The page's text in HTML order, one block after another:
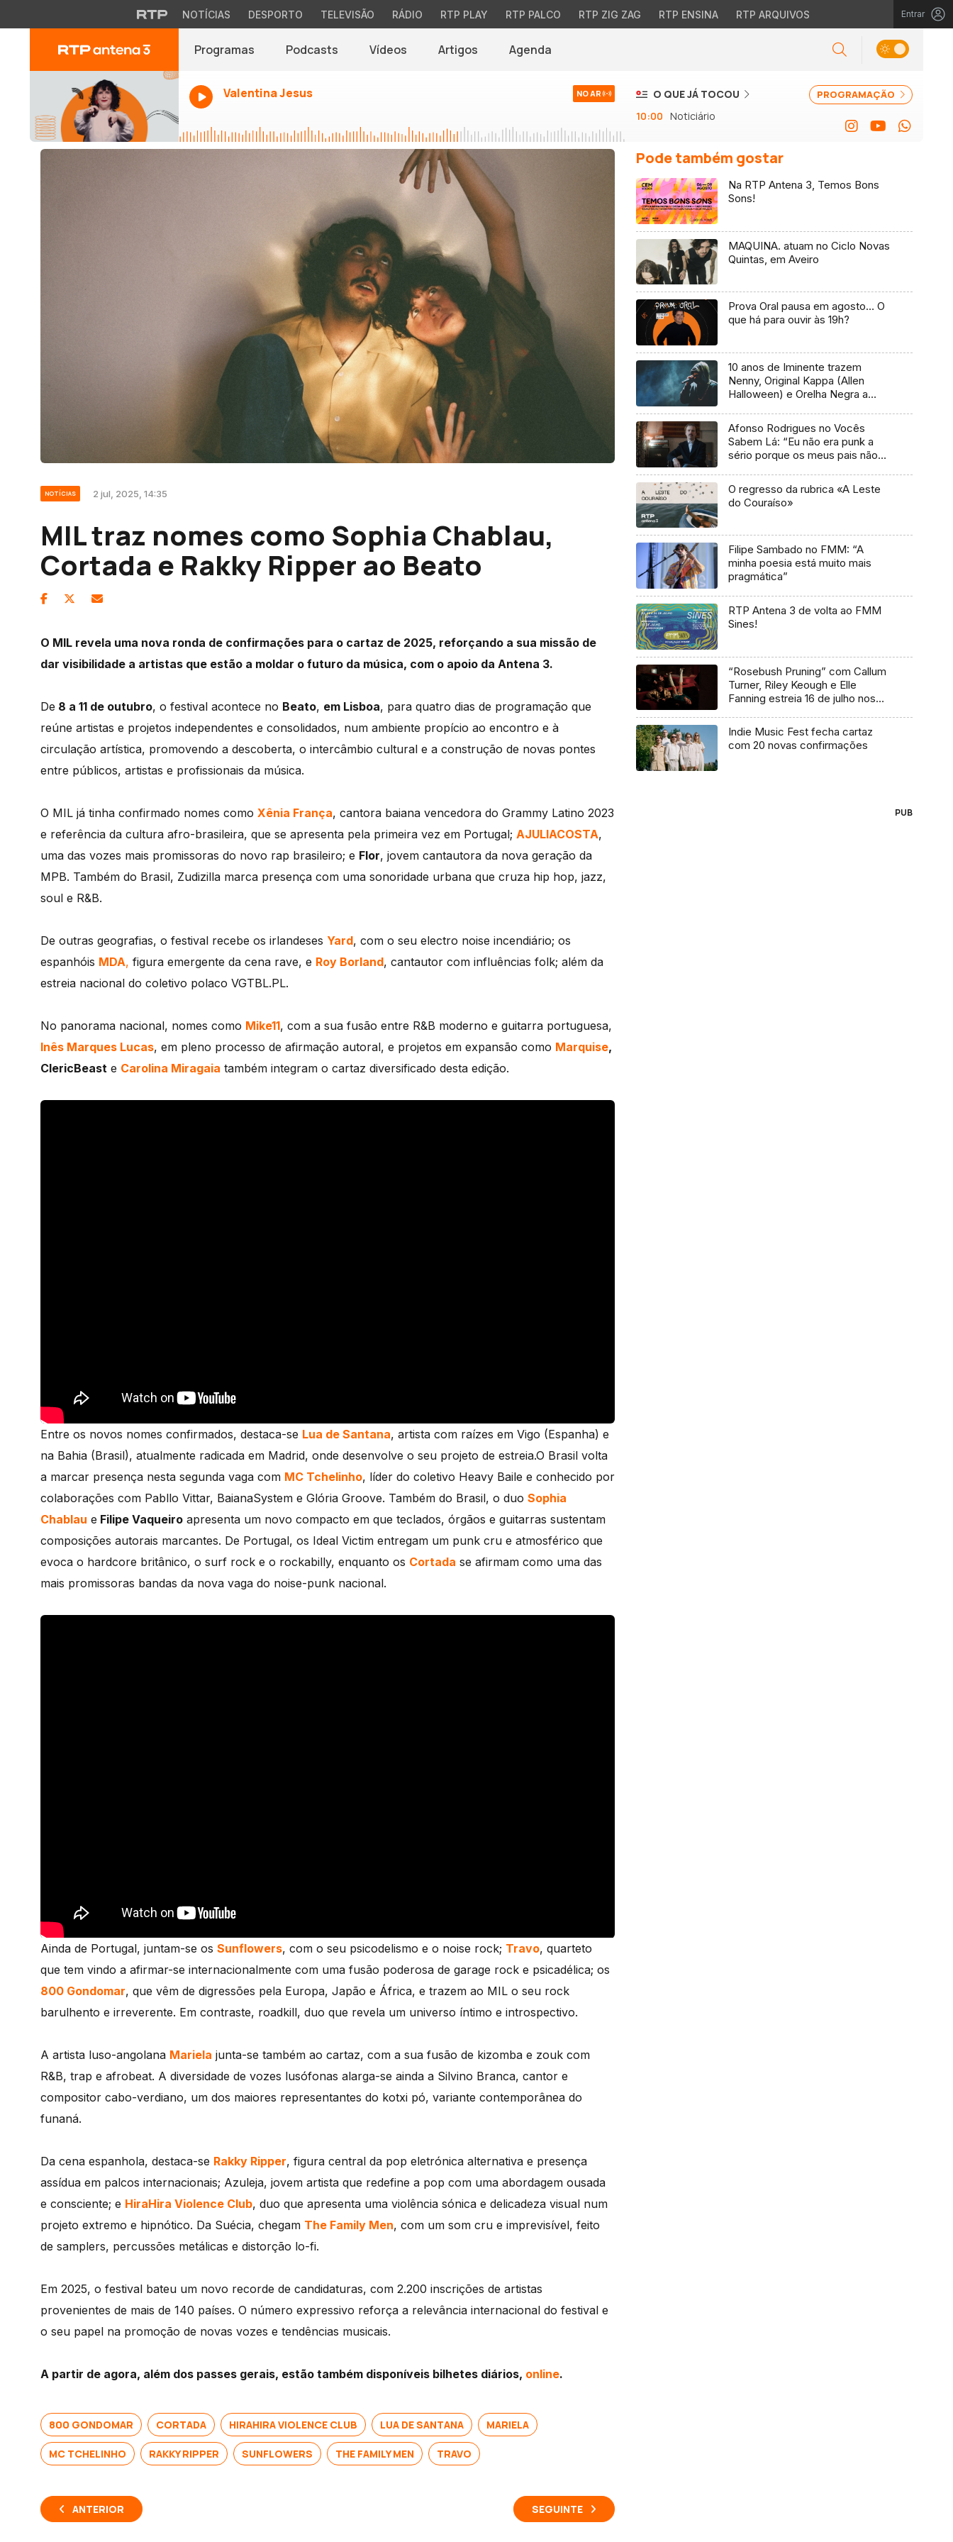
NOTÍCIAS DESPORTO TELEVISÃO RÁDIO RTP PLAY RTP PALCO RTP ZIG ZAG RTP ENSINA RTP ARQUIVOS Entrar
Programas Podcasts Vídeos Artigos Agenda
Valentina Jesus NO AR PROGRAMAÇÃO
O QUE JÁ TOCOU
10:00 Noticiário
NOTÍCIAS 2 jul, 2025, 14:35
MIL traz nomes como Sophia Chablau,
Cortada e Rakky Ripper ao Beato
O MIL revela uma nova ronda de confirmações para o cartaz de 2025, reforçando a sua missão de
dar visibilidade a artistas que estão a moldar o futuro da música, com o apoio da Antena 3.
De 8 a 11 de outubro, o festival acontece no Beato, em Lisboa, para quatro dias de programação que
reúne artistas e projetos independentes e consolidados, num ambiente propício ao encontro e à
circulação artística, promovendo a descoberta, o intercâmbio cultural e a construção de novas pontes
entre públicos, artistas e profissionais da música.
O MIL já tinha confirmado nomes como Xênia França, cantora baiana vencedora do Grammy Latino 2023
e referência da cultura afro-brasileira, que se apresenta pela primeira vez em Portugal; AJULIACOSTA,
uma das vozes mais promissoras do novo rap brasileiro; e Flor, jovem cantautora da nova geração da
MPB. Também do Brasil, Zudizilla marca presença com uma sonoridade urbana que cruza hip hop, jazz,
soul e R&B.
De outras geografias, o festival recebe os irlandeses Yard, com o seu electro noise incendiário; os
espanhóis MDA, figura emergente da cena rave, e Roy Borland, cantautor com influências folk; além da
estreia nacional do coletivo polaco VGTBL.PL.
No panorama nacional, nomes como Mike11, com a sua fusão entre R&B moderno e guitarra portuguesa,
Inês Marques Lucas, em pleno processo de afirmação autoral, e projetos em expansão como Marquise,
ClericBeast e Carolina Miragaia também integram o cartaz diversificado desta edição.
Entre os novos nomes confirmados, destaca-se Lua de Santana, artista com raízes em Vigo (Espanha) e
na Bahia (Brasil), atualmente radicada em Madrid, onde desenvolve o seu projeto de estreia.O Brasil volta
a marcar presença nesta segunda vaga com MC Tchelinho, líder do coletivo Heavy Baile e conhecido por
colaborações com Pabllo Vittar, BaianaSystem e Glória Groove. Também do Brasil, o duo Sophia
Chablau e Filipe Vaqueiro apresenta um novo compacto em que teclados, órgãos e guitarras sustentam
composições autorais marcantes. De Portugal, os Ideal Victim entregam um punk cru e atmosférico que
evoca o hardcore britânico, o surf rock e o rockabilly, enquanto os Cortada se afirmam como uma das
mais promissoras bandas da nova vaga do noise-punk nacional.
Ainda de Portugal, juntam-se os Sunflowers, com o seu psicodelismo e o noise rock; Travo, quarteto
que tem vindo a afirmar-se internacionalmente com uma fusão poderosa de garage rock e psicadélica; os
800 Gondomar, que vêm de digressões pela Europa, Japão e África, e trazem ao MIL o seu rock
barulhento e irreverente. Em contraste, roadkill, duo que revela um universo íntimo e introspectivo.
A artista luso-angolana Mariela junta-se também ao cartaz, com a sua fusão de kizomba e zouk com
R&B, trap e afrobeat. A diversidade de vozes lusófonas alarga-se ainda a Silvino Branca, cantor e
compositor cabo-verdiano, um dos maiores representantes do kotxi pó, variante contemporânea do
funaná.
Da cena espanhola, destaca-se Rakky Ripper, figura central da pop eletrónica alternativa e presença
assídua em palcos internacionais; Azuleja, jovem artista que redefine a pop com uma abordagem ousada
e consciente; e HiraHira Violence Club, duo que apresenta uma violência sónica e delicadeza visual num
projeto extremo e hipnótico. Da Suécia, chegam The Family Men, com um som cru e imprevisível, feito
de samplers, percussões metálicas e distorção lo-fi.
Em 2025, o festival bateu um novo recorde de candidaturas, com 2.200 inscrições de artistas
provenientes de mais de 140 países. O número expressivo reforça a relevância internacional do festival e
o seu papel na promoção de novas vozes e tendências musicais.
A partir de agora, além dos passes gerais, estão também disponíveis bilhetes diários, online.
800 GONDOMAR CORTADA HIRAHIRA VIOLENCE CLUB LUA DE SANTANA MARIELA
MC TCHELINHO RAKKY RIPPER SUNFLOWERS THE FAMILY MEN TRAVO
ANTERIOR SEGUINTE
Pode também gostar
Na RTP Antena 3, Temos Bons
Sons!
MAQUINA. atuam no Ciclo Novas
Quintas, em Aveiro
Prova Oral pausa em agosto… O
que há para ouvir às 19h?
10 anos de Iminente trazem
Nenny, Original Kappa (Allen
Halloween) e Orelha Negra a
Afonso Rodrigues no Vocês
Sabem Lá: “Eu não era punk a
sério porque os meus pais não
O regresso da rubrica «A Leste
do Couraíso»
Filipe Sambado no FMM: “A
minha poesia está muito mais
pragmática”
RTP Antena 3 de volta ao FMM
Sines!
“Rosebush Pruning” com Callum
Turner, Riley Keough e Elle
Fanning estreia 16 de julho nos
Indie Music Fest fecha cartaz
com 20 novas confirmações
PUB